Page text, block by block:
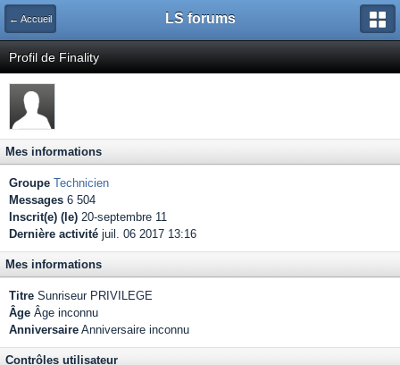
← Accueil LS forums
Profil de Finality
Mes informations
Groupe Technicien
Messages 6 504
Inscrit(e) (le) 20-septembre 11
Dernière activité juil. 06 2017 13:16
Mes informations
Titre Sunriseur PRIVILEGE
Âge Âge inconnu
Anniversaire Anniversaire inconnu
Contrôles utilisateur